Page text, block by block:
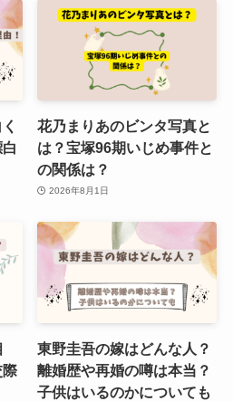
花乃まりあのビンタ写真と
は？宝塚96期いじめ事件と
の関係は？
2026年8月1日
東野圭吾の嫁はどんな人？
離婚歴や再婚の噂は本当？
子供はいるのかについても